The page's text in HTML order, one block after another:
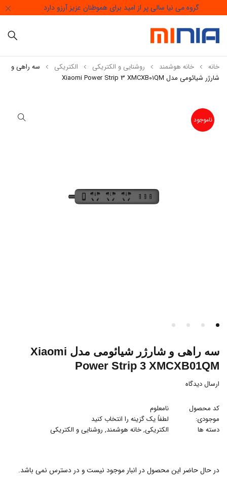
گروه می نیا سالی پر از امید برای هموطنان عزیز آرزو دارد
خانه خانه هوشمند روشنایی و الکتریکی الکتریکی
سه راهی و
شارژر شیائومی مدل Xiaomi Power Strip 3 XMCXB01QM
ناموجود
سه راهی و شارژر شیائومی مدل Xiaomi
Power Strip 3 XMCXB01QM
ارسال دیدگاه
کد محصول
نامعلوم
موجودی:
لطفاً یک گزینه را انتخاب کنید
دسته ها
الکتریکی,خانه هوشمند, روشنایی و الکتریکی
در حال حاضر این محصول در انبار موجود نیست و در دسترس نمی باشد.